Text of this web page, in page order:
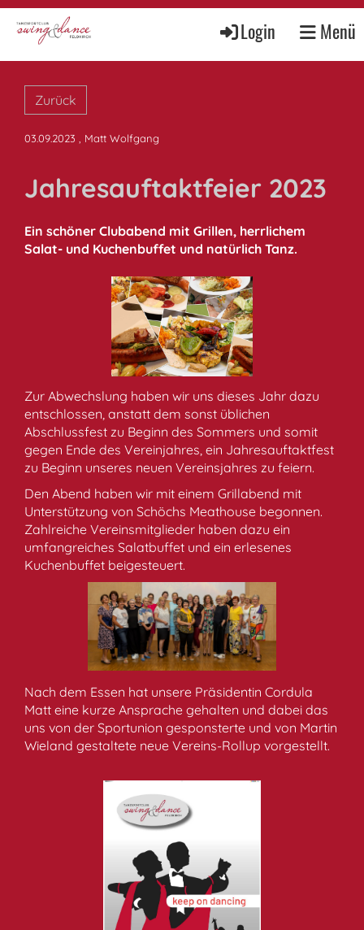
Login Menü
Zurück
03.09.2023 , Matt Wolfgang
Jahresauftaktfeier 2023
Ein schöner Clubabend mit Grillen, herrlichem
Salat- und Kuchenbuffet und natürlich Tanz.
Zur Abwechslung haben wir uns dieses Jahr dazu
entschlossen, anstatt dem sonst üblichen
Abschlussfest zu Beginn des Sommers und somit
gegen Ende des Vereinjahres, ein Jahresauftaktfest
zu Beginn unseres neuen Vereinsjahres zu feiern.
Den Abend haben wir mit einem Grillabend mit
Unterstützung von Schöchs Meathouse begonnen.
Zahlreiche Vereinsmitglieder haben dazu ein
umfangreiches Salatbuffet und ein erlesenes
Kuchenbuffet beigesteuert.
Nach dem Essen hat unsere Präsidentin Cordula
Matt eine kurze Ansprache gehalten und dabei das
uns von der Sportunion gesponsterte und von Martin
Wieland gestaltete neue Vereins-Rollup vorgestellt.